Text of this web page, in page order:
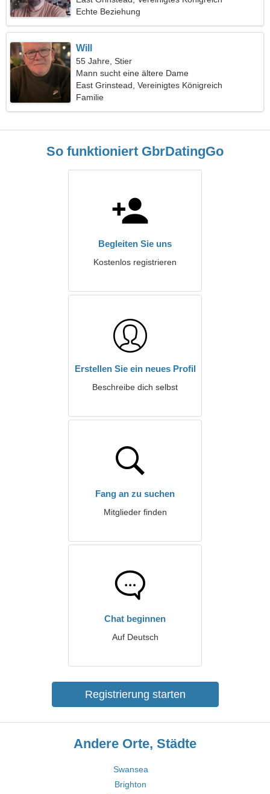
Echte Beziehung
Will
55 Jahre, Stier
Mann sucht eine ältere Dame
East Grinstead, Vereinigtes Königreich
Familie
So funktioniert GbrDatingGo
Begleiten Sie uns
Kostenlos registrieren
Erstellen Sie ein neues Profil
Beschreibe dich selbst
Fang an zu suchen
Mitglieder finden
Chat beginnen
Auf Deutsch
Registrierung starten
Andere Orte, Städte
Swansea
Brighton